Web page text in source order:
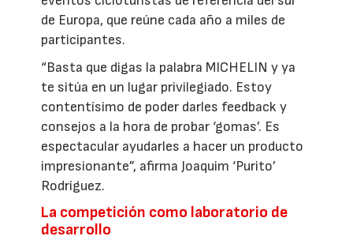
de Europa, que reúne cada año a miles de
participantes.
“Basta que digas la palabra MICHELIN y ya
te sitúa en un lugar privilegiado. Estoy
contentísimo de poder darles feedback y
consejos a la hora de probar ‘gomas’. Es
espectacular ayudarles a hacer un producto
impresionante”, afirma Joaquim ‘Purito’
Rodríguez.
La competición como laboratorio de
desarrollo